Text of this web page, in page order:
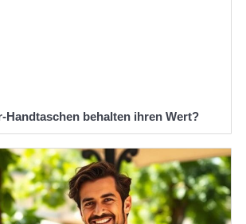
Handtaschen behalten ihren Wert?